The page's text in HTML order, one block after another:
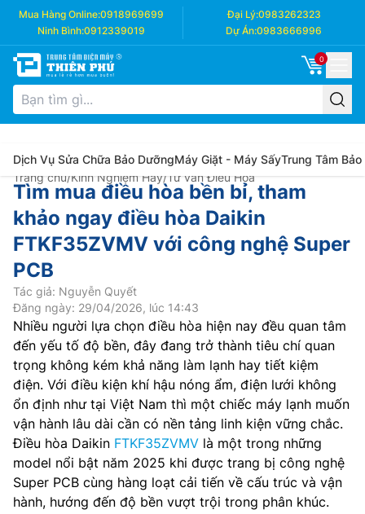
Mua Hàng Online:0918969699 Đại Lý:0983262323
Ninh Bình:0912339019 Dự Án:0983666996
0
Dịch Vụ Sửa Chữa Bảo DưỡngMáy Giặt - Máy SấyTrung Tâm Bảo
Trang chủ/Kinh Nghiệm Hay/Tư vấn Điều Hòa
Tìm mua điều hòa bền bỉ, tham
khảo ngay điều hòa Daikin
FTKF35ZVMV với công nghệ Super
PCB
Tác giả: Nguyễn Quyết
Đăng ngày: 29/04/2026, lúc 14:43
Nhiều người lựa chọn điều hòa hiện nay đều quan tâm
đến yếu tố độ bền, đây đang trở thành tiêu chí quan
trọng không kém khả năng làm lạnh hay tiết kiệm
điện. Với điều kiện khí hậu nóng ẩm, điện lưới không
ổn định như tại Việt Nam thì một chiếc máy lạnh muốn
vận hành lâu dài cần có nền tảng linh kiện vững chắc.
Điều hòa Daikin FTKF35ZVMV là một trong những
model nổi bật năm 2025 khi được trang bị công nghệ
Super PCB cùng hàng loạt cải tiến về cấu trúc và vận
hành, hướng đến độ bền vượt trội trong phân khúc.